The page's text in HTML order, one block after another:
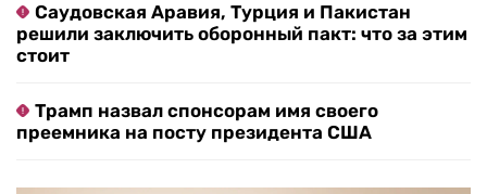
Саудовская Аравия, Турция и Пакистан
решили заключить оборонный пакт: что за этим
стоит
Трамп назвал спонсорам имя своего
преемника на посту президента США